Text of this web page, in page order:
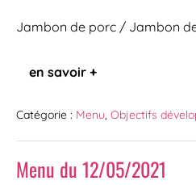
Jambon de porc / Jambon
en savoir +
Catégorie : Menu, Objectifs
Menu du 12/05/2021